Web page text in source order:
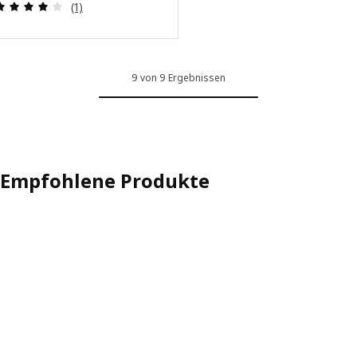
Bewertungen: 4 von 5 Sternen. Bewertungen
(1)
9 von 9 Ergebnissen
Empfohlene Produkte